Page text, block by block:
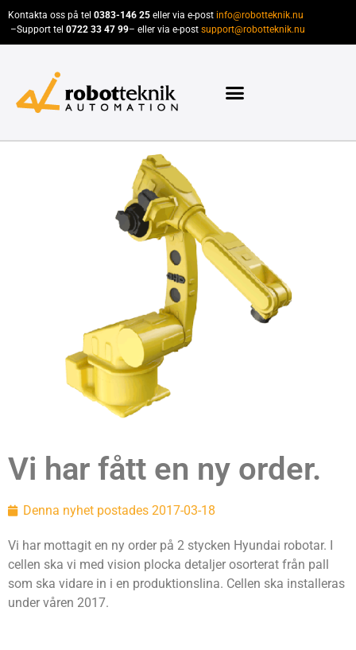
Kontakta oss på tel 0383-146 25 eller via e-post info@robotteknik.nu
–Support tel 0722 33 47 99– eller via e-post support@robotteknik.nu
Vi har fått en ny order.
Denna nyhet postades 2017-03-18
Vi har mottagit en ny order på 2 stycken Hyundai robotar. I
cellen ska vi med vision plocka detaljer osorterat från pall
som ska vidare in i en produktionslina. Cellen ska installeras
under våren 2017.